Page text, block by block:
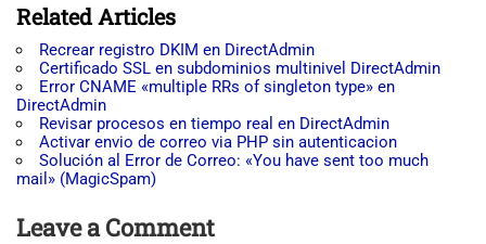
Related Articles
Recrear registro DKIM en DirectAdmin
Certificado SSL en subdominios multinivel DirectAdmin
Error CNAME «multiple RRs of singleton type» en
DirectAdmin
Revisar procesos en tiempo real en DirectAdmin
Activar envio de correo via PHP sin autenticacion
Solución al Error de Correo: «You have sent too much
mail» (MagicSpam)
Leave a Comment